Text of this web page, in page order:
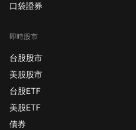
口袋證券
即時股市
台股股市
美股股市
台股ETF
美股ETF
債券